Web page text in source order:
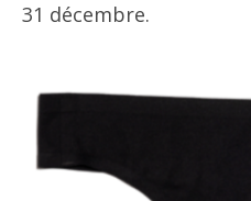
31 décembre.